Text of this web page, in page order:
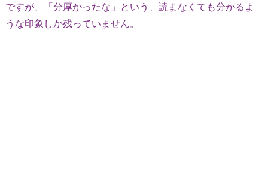
ですが、「分厚かったな」という、読まなくても分かるよ
うな印象しか残っていません。